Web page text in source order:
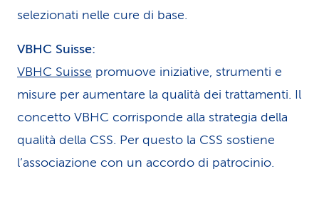
selezionati nelle cure di base.
VBHC Suisse:
VBHC Suisse promuove iniziative, strumenti e
misure per aumentare la qualità dei trattamenti. Il
concetto VBHC corrisponde alla strategia della
qualità della CSS. Per questo la CSS sostiene
l’associazione con un accordo di patrocinio.